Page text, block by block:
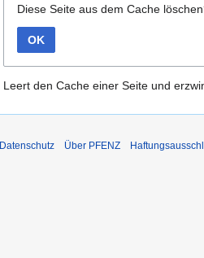
springen
springen
Diese Seite aus dem Cache
OK
Leert den Cache einer Seite und
Datenschutz Über PFENZ